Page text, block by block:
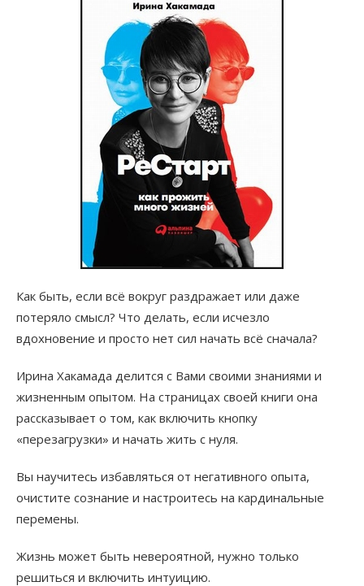
Как быть, если всё вокруг раздражает или даже
потеряло смысл? Что делать, если исчезло
вдохновение и просто нет сил начать всё сначала?
Ирина Хакамада делится с Вами своими знаниями и
жизненным опытом. На страницах своей книги она
рассказывает о том, как включить кнопку
«перезагрузки» и начать жить с нуля.
Вы научитесь избавляться от негативного опыта,
очистите сознание и настроитесь на кардинальные
перемены.
Жизнь может быть невероятной, нужно только
решиться и включить интуицию.